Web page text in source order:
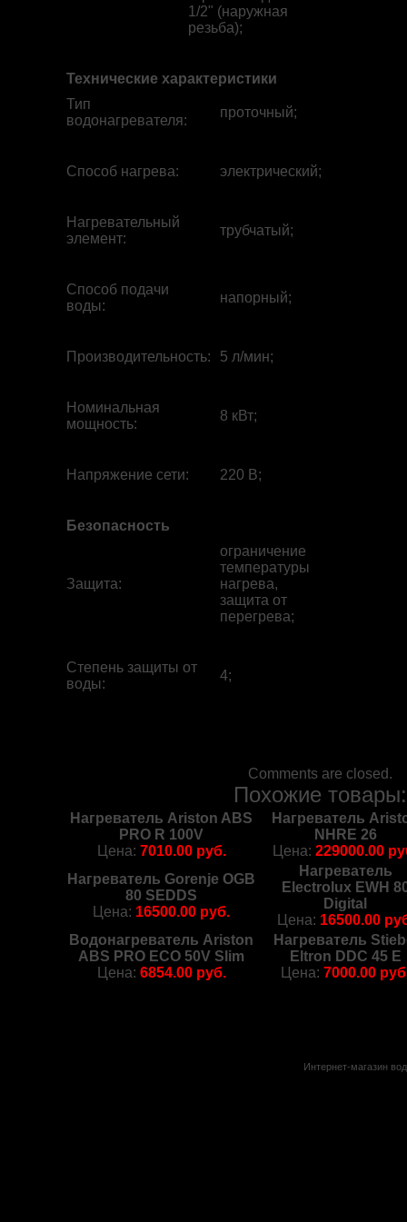
1/2" (наружная
резьба);
Технические характеристики
Тип
водонагревателя:
проточный;
Способ нагрева: электрический;
Нагревательный
элемент:
трубчатый;
Способ подачи
воды:
напорный;
Производительность: 5 л/мин;
Номинальная
мощность:
8 кВт;
Напряжение сети: 220 В;
Безопасность
Защита:
ограничение
температуры
нагрева,
защита от
перегрева;
Степень защиты от
воды:
4;
Comments are closed.
Похожие товары:
Нагреватель Ariston ABS
PRO R 100V
Цена: 7010.00 руб.
Нагреватель
NHRE 26
Цена:229000.00
Нагреватель Gorenje OGB
80 SEDDS
Цена: 16500.00 руб.
Нагреватель
Electrolux EWH
Digital
Цена: 16500.00
Водонагреватель Ariston
ABS PRO ECO 50V Slim
Цена: 6854.00 руб.
Нагреватель
Eltron DDC 45 E
Цена:7000.00
Интернет-магазин